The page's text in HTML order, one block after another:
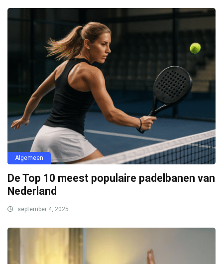
Algemeen
De Top 10 meest populaire padelbanen van
Nederland
september 4, 2025